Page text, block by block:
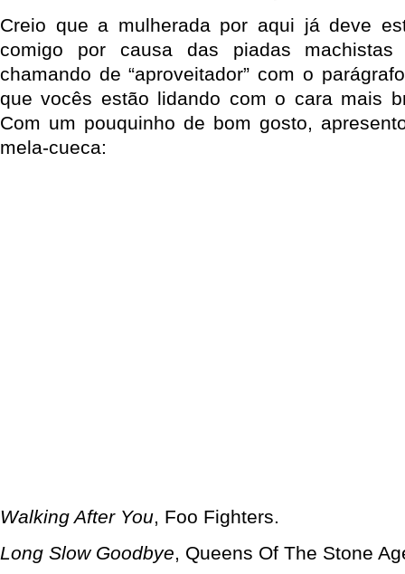
Creio que a mulherada por aqui já deve
comigo por causa das piadas
chamando de “aproveitador” com o
que vocês estão lidando com o cara mais
Com um pouquinho de bom gosto,
mela-cueca:
Walking After You, Foo Fighters.
Long Slow Goodbye, Queens Of The Stone